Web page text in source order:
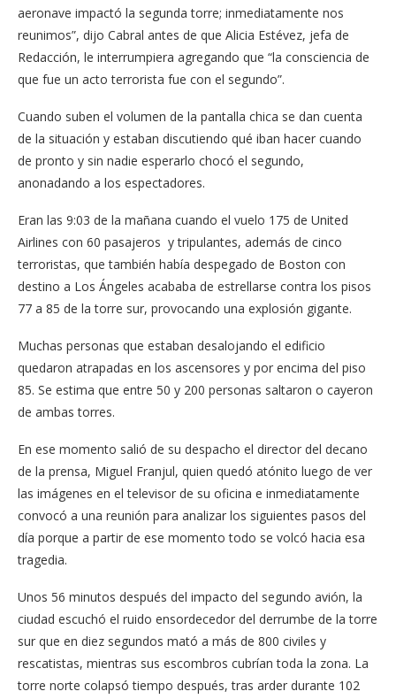
aeronave impactó la segunda torre; inmediatamente nos
reunimos”, dijo Cabral antes de que Alicia Estévez, jefa de
Redacción, le interrumpiera agregando que “la consciencia de
que fue un acto terrorista fue con el segundo”.
Cuando suben el volumen de la pantalla chica se dan cuenta
de la situación y estaban discutiendo qué iban hacer cuando
de pronto y sin nadie esperarlo chocó el segundo,
anonadando a los espectadores.
Eran las 9:03 de la mañana cuando el vuelo 175 de United
Airlines con 60 pasajeros y tripulantes, además de cinco
terroristas, que también había despegado de Boston con
destino a Los Ángeles acababa de estrellarse contra los pisos
77 a 85 de la torre sur, provocando una explosión gigante.
Muchas personas que estaban desalojando el edificio
quedaron atrapadas en los ascensores y por encima del piso
85. Se estima que entre 50 y 200 personas saltaron o cayeron
de ambas torres.
En ese momento salió de su despacho el director del decano
de la prensa, Miguel Franjul, quien quedó atónito luego de ver
las imágenes en el televisor de su oficina e inmediatamente
convocó a una reunión para analizar los siguientes pasos del
día porque a partir de ese momento todo se volcó hacia esa
tragedia.
Unos 56 minutos después del impacto del segundo avión, la
ciudad escuchó el ruido ensordecedor del derrumbe de la torre
sur que en diez segundos mató a más de 800 civiles y
rescatistas, mientras sus escombros cubrían toda la zona. La
torre norte colapsó tiempo después, tras arder durante 102